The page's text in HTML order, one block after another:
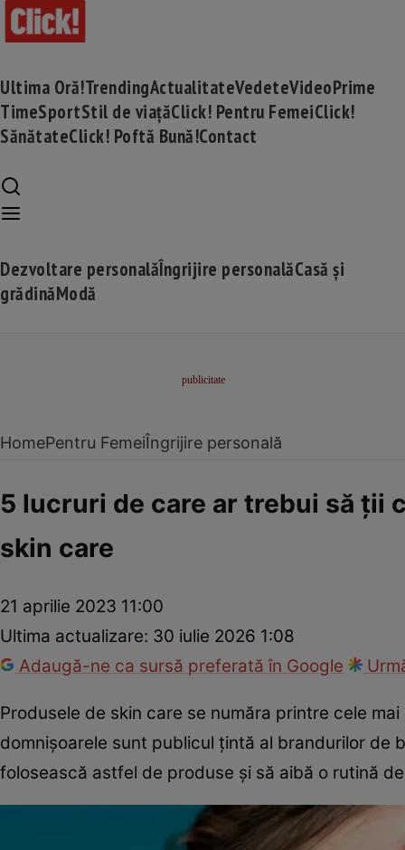
Ultima Oră!TrendingActualitateVedeteVideoPrime
TimeSportStil de viațăClick! Pentru FemeiClick!
SănătateClick! Poftă Bună!Contact
Dezvoltare personalăÎngrijire personalăCasă și
grădinăModă
HomePentru FemeiÎngrijire personală
5 lucruri de care ar trebui să ţii
skin care
21 aprilie 2023 11:00
Ultima actualizare: 30 iulie 2026 1:08
Adaugă-ne ca sursă preferată în Google
Produsele de skin care se număra printre cele
domnişoarele sunt publicul ţintă al brandurilor de
folosească astfel de produse și să aibă o rutină